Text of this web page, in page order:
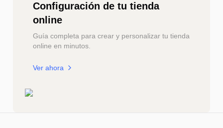
Configuración de tu tienda
online
Guía completa para crear y personalizar tu tienda
online en minutos.
Ver ahora